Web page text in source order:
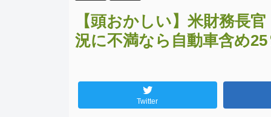
【頭おかしい】米財務長
況に不満なら自動車含め
Twitter